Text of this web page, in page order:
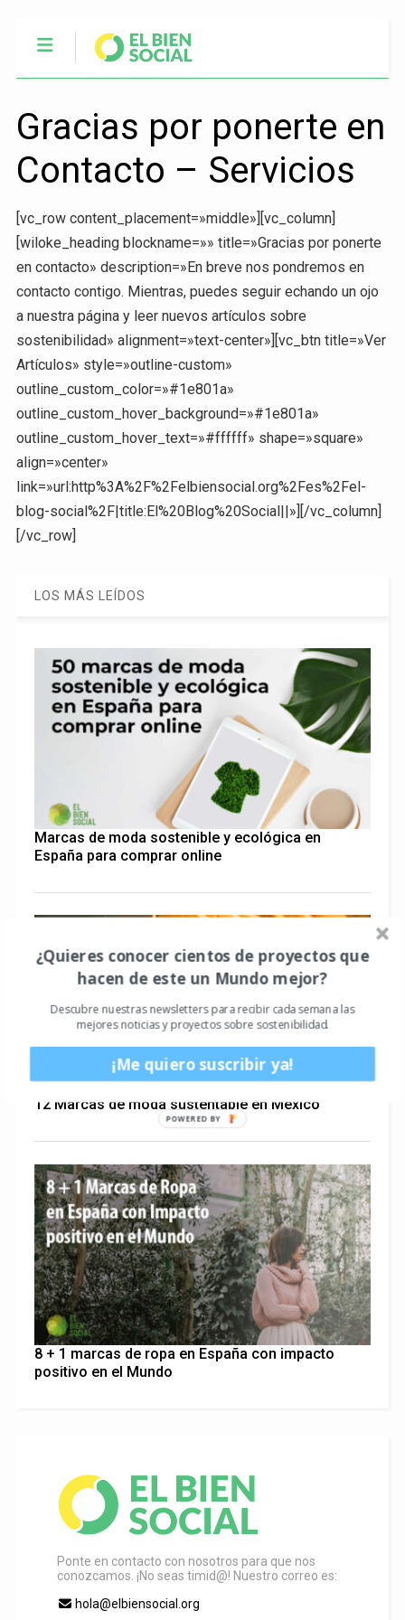
Gracias por ponerte en
Contacto – Servicios
[vc_row content_placement=»middle»][vc_column]
[wiloke_heading blockname=»» title=»Gracias por ponerte
en contacto» description=»En breve nos pondremos en
contacto contigo. Mientras, puedes seguir echando un ojo
a nuestra página y leer nuevos artículos sobre
sostenibilidad» alignment=»text-center»][vc_btn title=»Ver
Artículos» style=»outline-custom»
outline_custom_color=»#1e801a»
outline_custom_hover_background=»#1e801a»
outline_custom_hover_text=»#ffffff» shape=»square»
align=»center»
link=»url:http%3A%2F%2Felbiensocial.org%2Fes%2Fel-
blog-social%2F|title:El%20Blog%20Social||»][/vc_column]
[/vc_row]
LOS MÁS LEÍDOS
Marcas de moda sostenible y ecológica en
España para comprar online
12 Marcas de moda sustentable en México
8 + 1 marcas de ropa en España con impacto
positivo en el Mundo
Ponte en contacto con nosotros para que nos
conozcamos. ¡No seas timid@! Nuestro correo es:
hola@elbiensocial.org
¿Quieres conocer cientos de proyectos que
hacen de este un Mundo mejor?
Descubre nuestras newsletters para recibir cada semana las
mejores noticias y proyectos sobre sostenibilidad.
¡Me quiero suscribir ya!
POWERED BY